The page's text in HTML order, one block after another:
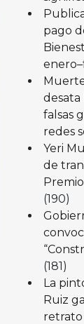
pago
desata
falsas
redes
Yeri
de
(190)
(181)
La
Ruiz
retrato